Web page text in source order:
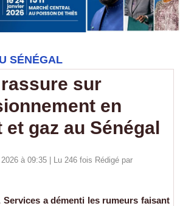
SÉNÉGAL
sur
en
gaz au Sénégal
à 09:35 | Lu 246 fois Rédigé par
Services a démenti les rumeurs faisant